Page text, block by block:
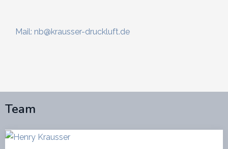
Mail: nb@krausser-druckluft.de
Team